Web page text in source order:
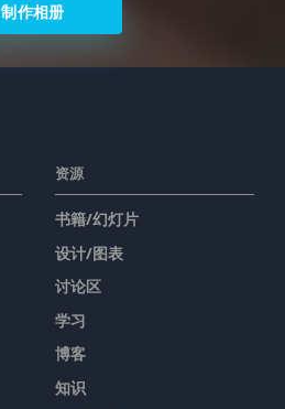
制作相册
资源
书籍/幻灯片
设计/图表
讨论区
学习
博客
知识